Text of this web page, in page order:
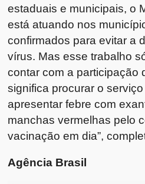
estaduais e municipais, o
está atuando nos
confirmados para evitar a
vírus. Mas esse trabalho
contar com a participação
significa procurar o
apresentar febre com
manchas vermelhas pelo
vacinação em dia”,
Agência Brasil